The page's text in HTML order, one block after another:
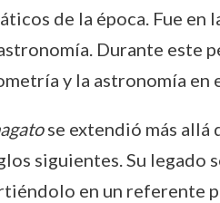
de la época. Fue en
Durante este
y la astronomía en
se extendió más allá
siguientes. Su
en un referente